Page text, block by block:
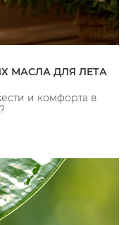
МАСЛА ДЛЯ ЛЕТА
и комфорта в